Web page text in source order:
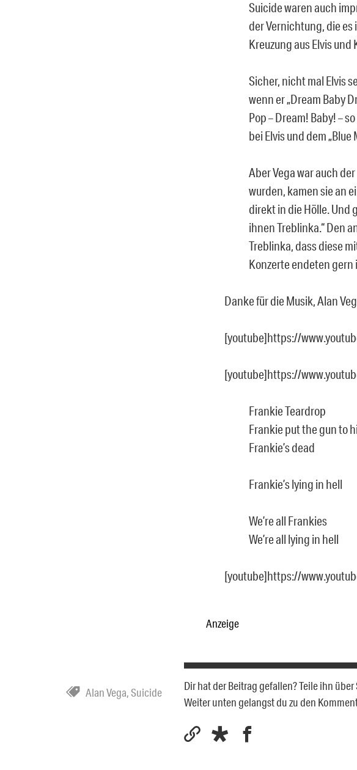
Suicide waren auch
der Vernichtung, die
Kreuzung aus Elvis
Sicher, nicht mal Elvis
wenn er „Dream Baby
Pop – Dream! Baby! –
bei Elvis und dem „Blue
Aber Vega war auch
wurden, kamen sie an
direkt in die Hölle. Und
ihnen Treblinka.“ Den
Treblinka, dass diese
Konzerte endeten gern
Danke für die Musik, Alan
[youtube]https://
[youtube]https://
Frankie Teardrop
Frankie put the gun to
Frankie’s dead
Frankie’s lying in hell
We’re all Frankies
We’re all lying in hell
[youtube]https://
Anzeige
Alan Vega,Suicide
Dir hat der Beitrag gefallen? Teile ihn
Weiter unten gelangst du zu den